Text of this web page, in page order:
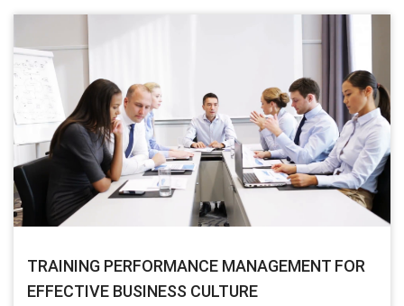
TRAINING PERFORMANCE MANAGEMENT FOR
EFFECTIVE BUSINESS CULTURE